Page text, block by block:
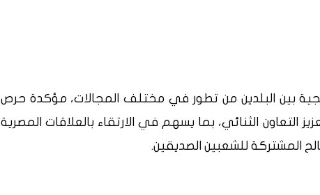
بين البلدين من تطور في مختلف المجالات، مؤكدة حرص
الثنائي، بما يسهم في الارتقاء بالعلاقات المصرية
المشتركة للشعبين الصديقين.